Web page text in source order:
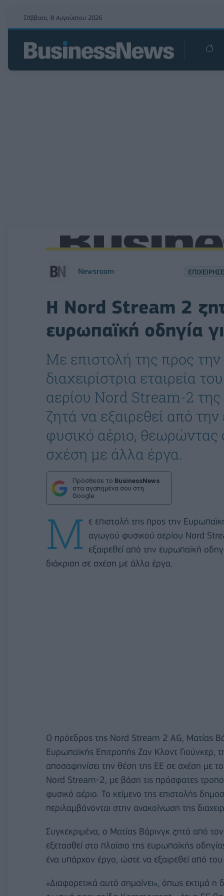
Σάββατο, 8 Αυγούστου 2026
Newsroom
Η Nord Stream 2
ευρωπαϊκή οδηγία
Με επιστολή της προς
διαχειρίστρια εταιρεία
αερίου Nord Stream-2
ζητά να εξαιρεθεί από
φυσικό αέριο, θεωρώντας
σχέση με άλλα έργα.
Πρόσθεσε το BusinessNews
στα αγαπημένα σου στη
Google
Μ ε επιστολή της προς την
αγωγού φυσικού αερίου Nord
εξαιρεθεί από την ευρωπαϊκή
διάκριση σε σχέση με άλλα έργα.
Ο πρόεδρος της Nord Stream 2 AG, Ματίας
Ευρωπαϊκής Επιτροπής Ζαν Κλοντ Γιούνκερ,
αποσαφηνίσει την θέση της ΕΕ σε σχέση με
Nord Stream-2, με βάση τις πρόσφατες
φυσικό αέριο. Το κείμενο της επιστολής
περιλαμβάνονται στην ανακοίνωση της
Συγκεκριμένα, ο Ματίας Βάρινγκ ζητά από
εξετασθεί στο πλαίσιο της ευρωπαϊκής
ένα υπάρχον έργο, ώστε να εξαιρεθεί από
«Διαφορετικά αυτό σημαίνει», όπως εκτιμά η